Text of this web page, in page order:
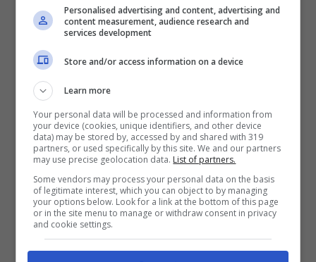
Giulia Pauselli (Screenshot da Instagram)
Al nome Romeo
Sacchettahanno accostato anche il nome
Personalised advertising and content, advertising and
content measurement, audience research and
services development
Store and/or access information on a device
Learn more
Your personal data will be processed and information from
your device (cookies, unique identifiers, and other device
data) may be stored by, accessed by and shared with 319
partners, or used specifically by this site. We and our partners
may use precise geolocation data. List of partners.
Some vendors may process your personal data on the basis
of legitimate interest, which you can object to by managing
your options below. Look for a link at the bottom of this page
or in the site menu to manage or withdraw consent in privacy
and cookie settings.